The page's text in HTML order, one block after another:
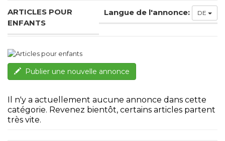
ARTICLES POUR
ENFANTS
Langue de l'annonce: DE
Publier une nouvelle annonce
Il n'y a actuellement aucune annonce dans cette
catégorie. Revenez bientôt, certains articles partent
très vite.